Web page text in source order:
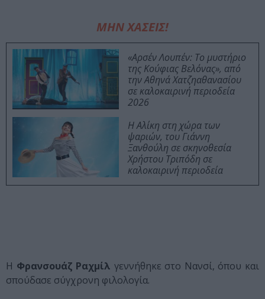
ΜΗΝ ΧΑΣΕΙΣ!
«Αρσέν Λουπέν: Το μυστήριο
της Κούφιας Βελόνας», από
την Αθηνά Χατζηαθανασίου
σε καλοκαιρινή περιοδεία
2026
Η Αλίκη στη χώρα των
ψαριών, του Γιάννη
Ξανθούλη σε σκηνοθεσία
Χρήστου Τριπόδη σε
καλοκαιρινή περιοδεία
Η Φρανσουάζ Ραχμίλ γεννήθηκε στο Νανσί, όπου και
σπούδασε σύγχρονη φιλολογία.